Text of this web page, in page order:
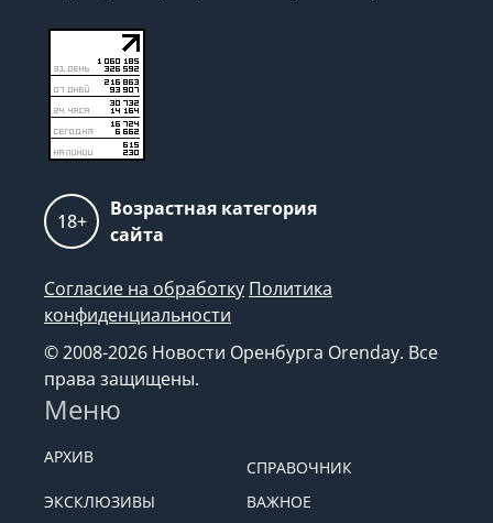
18+
Возрастная категория
сайта
Согласие на обработку Политика
конфиденциальности
© 2008-2026 Новости Оренбурга Orenday. Все
права защищены.
Меню
АРХИВ
СПРАВОЧНИК
ЭКСКЛЮЗИВЫ
ВАЖНОЕ